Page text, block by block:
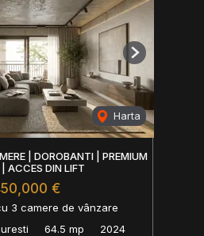
Harta
Next
| DOROBANTI | PREMIUM
| ACCES DIN LIFT
€
3 camere de vânzare
64.5 mp 2024